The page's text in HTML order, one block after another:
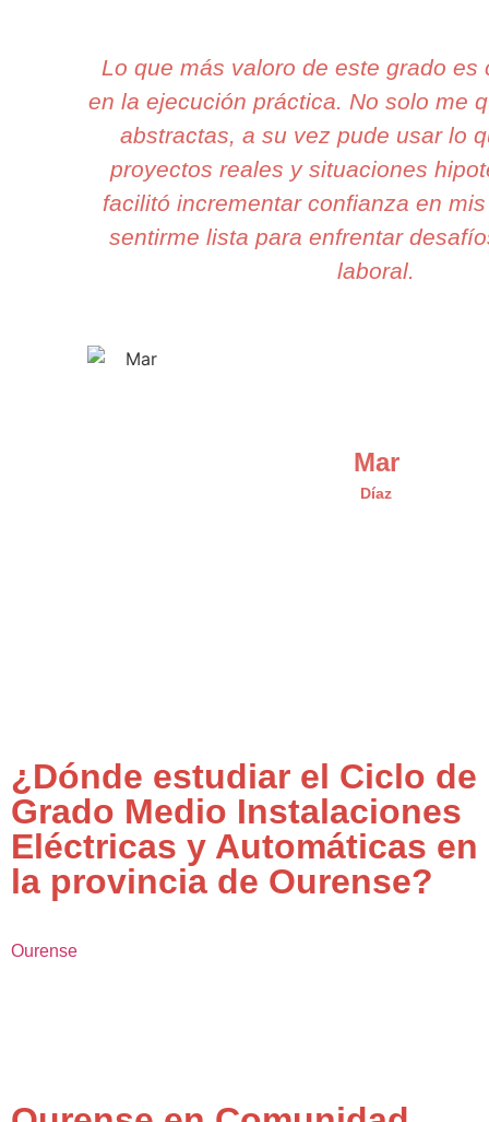
Lo que más valoro de este grado es
en la ejecución práctica. No solo me
abstractas, a su vez pude usar lo
proyectos reales y situaciones
facilitó incrementar confianza en
sentirme lista para enfrentar
laboral.
Mar
Díaz
¿Dónde estudiar el Ciclo de
Grado Medio Instalaciones
Eléctricas y Automáticas en
la provincia de Ourense?
Ourense